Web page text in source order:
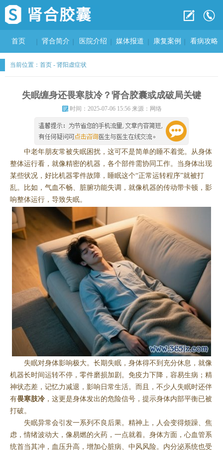
首页 肾合简介 医院介绍 媒体报道 康复案例 看病攻略
当前位置： 首页 - 肾阳虚症状
失眠缠身还畏寒肢冷？肾合胶囊或成破局关键
时间：2025-07-06 15:56 来源：网络
中老年朋友常被失眠困扰，这可不是简单的睡不着觉。从身体
整体运行看，就像精密的机器，各个部件需协同工作。当身体出现
某些状况，好比机器零件故障，睡眠这个“正常运转程序”就被打
乱。比如，气血不畅、脏腑功能失调，就像机器的传动带卡顿，影
响整体运行，导致失眠。
失眠对身体影响极大。长期失眠，身体得不到充分休息，就像
机器长时间运转不停，零件磨损加剧。免疫力下降，容易生病；精
神状态差，记忆力减退，影响日常生活。而且，不少人失眠时还伴
有畏寒肢冷，这更是身体发出的危险信号，提示身体内部平衡已被
打破。
失眠异常会引发一系列不良后果。精神上，人会变得烦躁、焦
虑，情绪波动大，像易燃的火药，一点就着。身体方面，心血管系
统首当其冲，血压升高，增加心脏病、中风风险。内分泌系统也受